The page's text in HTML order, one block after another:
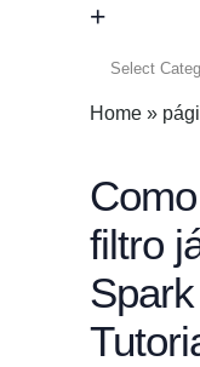
+
Home »
filtro